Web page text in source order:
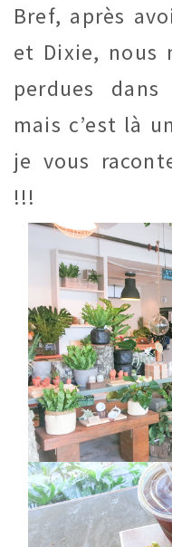
Bref, après
et Dixie, nous
perdues
mais c’est là
je vous
!!!